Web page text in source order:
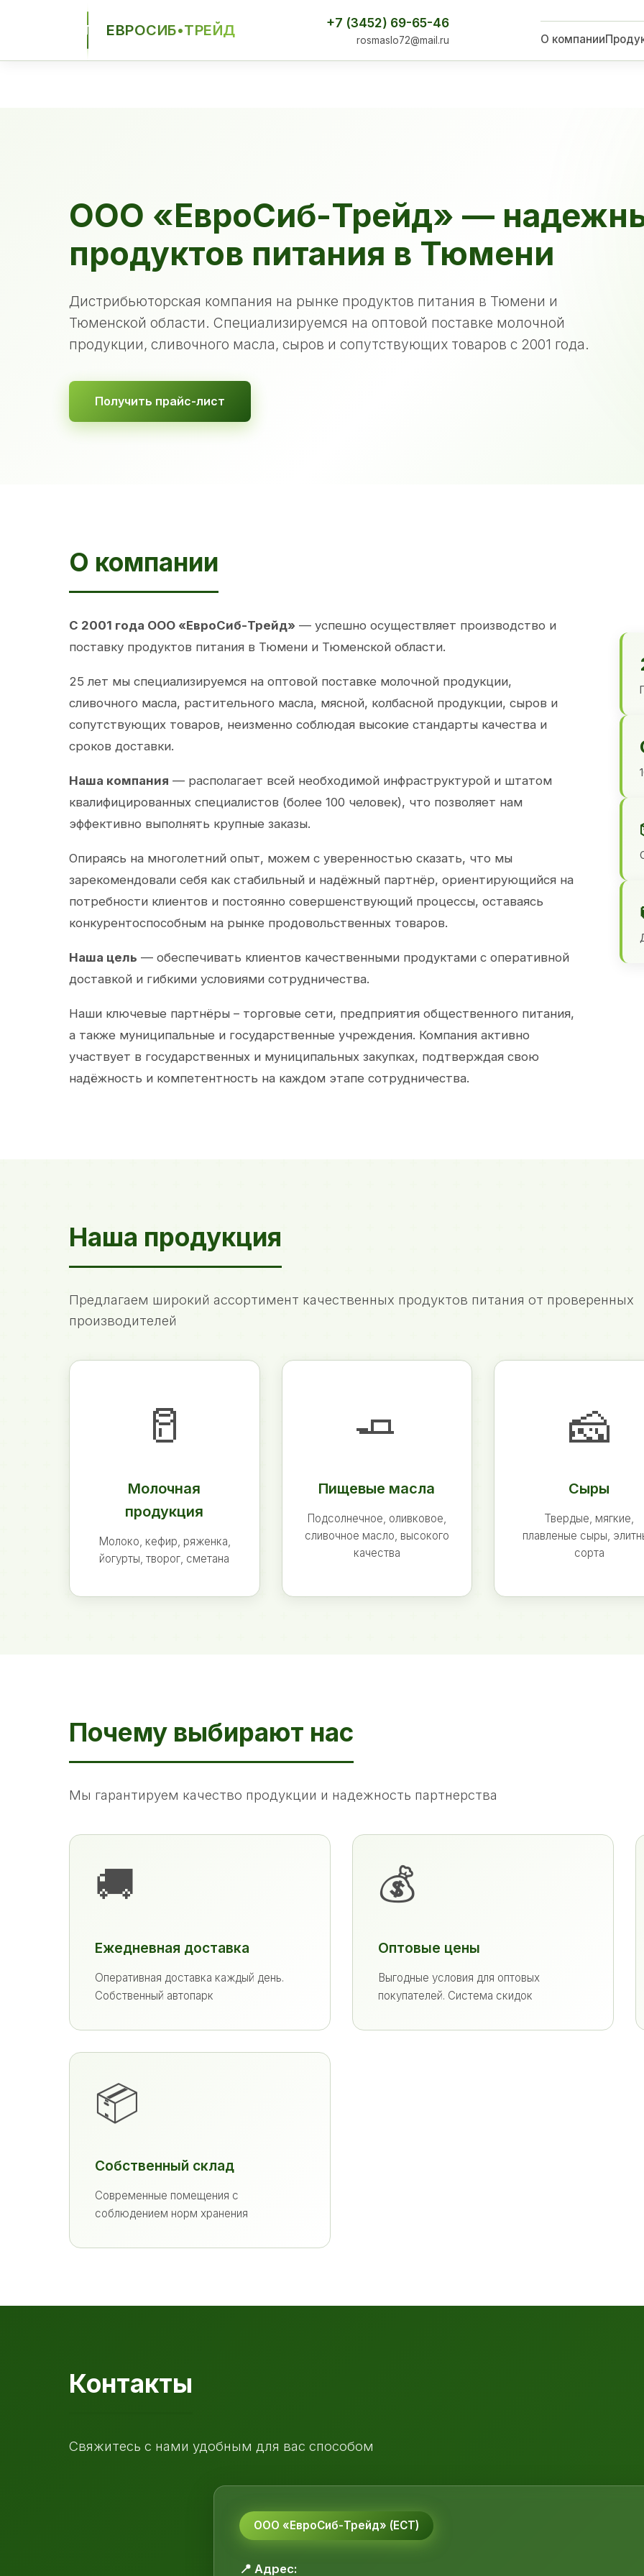
ЕСТ ЕВРОСИБ•ТРЕЙД +7 (3452) 69-65-46
rosmaslo72@mail.ru О компании
ООО «ЕвроСиб-Трейд» —
продуктов питания в Тюмени
Дистрибьюторская компания на рынке продуктов питания в Тюмени и
Тюменской области. Специализируемся на оптовой поставке молочной
продукции, сливочного масла, сыров и сопутствующих товаров с 2001 года.
Получить прайс-лист
О компании
С 2001 года ООО «ЕвроСиб-Трейд» — успешно осуществляет производство и
поставку продуктов питания в Тюмени и Тюменской области.
25 лет мы специализируемся на оптовой поставке молочной продукции,
сливочного масла, растительного масла, мясной, колбасной продукции, сыров и
сопутствующих товаров, неизменно соблюдая высокие стандарты качества и
сроков доставки.
Наша компания — располагает всей необходимой инфраструктурой и штатом
квалифицированных специалистов (более 100 человек), что позволяет нам
эффективно выполнять крупные заказы.
Опираясь на многолетний опыт, можем с уверенностью сказать, что мы
зарекомендовали себя как стабильный и надёжный партнёр, ориентирующийся на
потребности клиентов и постоянно совершенствующий процессы, оставаясь
конкурентоспособным на рынке продовольственных товаров.
Наша цель — обеспечивать клиентов качественными продуктами с оперативной
доставкой и гибкими условиями сотрудничества.
Наши ключевые партнёры – торговые сети, предприятия общественного питания,
а также муниципальные и государственные учреждения. Компания активно
участвует в государственных и муниципальных закупках, подтверждая свою
надёжность и компетентность на каждом этапе сотрудничества.
Наша продукция
Предлагаем широкий ассортимент качественных продуктов питания от проверенных
производителей
🥛
Молочная
продукция
Молоко, кефир, ряженка,
йогурты, творог, сметана
🧈
Пищевые масла
Подсолнечное, оливковое,
сливочное масло, высокого
качества
🧀
Сыры
Твердые, мягкие,
плавленые сыры,
сорта
Почему выбирают нас
Мы гарантируем качество продукции и надежность партнерства
🚚
Ежедневная доставка
Оперативная доставка каждый день.
Собственный автопарк
💰
Оптовые цены
Выгодные условия для оптовых
покупателей. Система скидок
📦
Собственный склад
Современные помещения с
соблюдением норм хранения
Контакты
Свяжитесь с нами удобным для вас способом
ООО «ЕвроСиб-Трейд» (ЕСТ)
📍 Адрес: